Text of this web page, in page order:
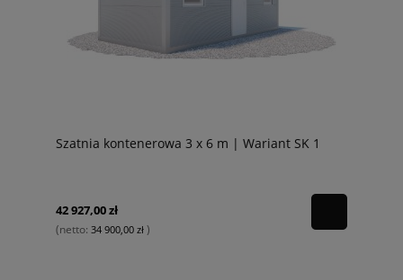
Szatnia kontenerowa 3 x 6 m | Wariant SK 1
42 927,00 zł
(netto: 34 900,00 zł )